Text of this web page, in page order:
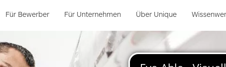
Für Bewerber Für Unternehmen Über Unique